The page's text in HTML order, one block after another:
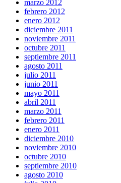
marzo 2012
febrero 2012
enero 2012
diciembre 2011
noviembre 2011
octubre 2011
septiembre 2011
agosto 2011
julio 2011
junio 2011
mayo 2011
abril 2011
marzo 2011
febrero 2011
enero 2011
diciembre 2010
noviembre 2010
octubre 2010
septiembre 2010
agosto 2010